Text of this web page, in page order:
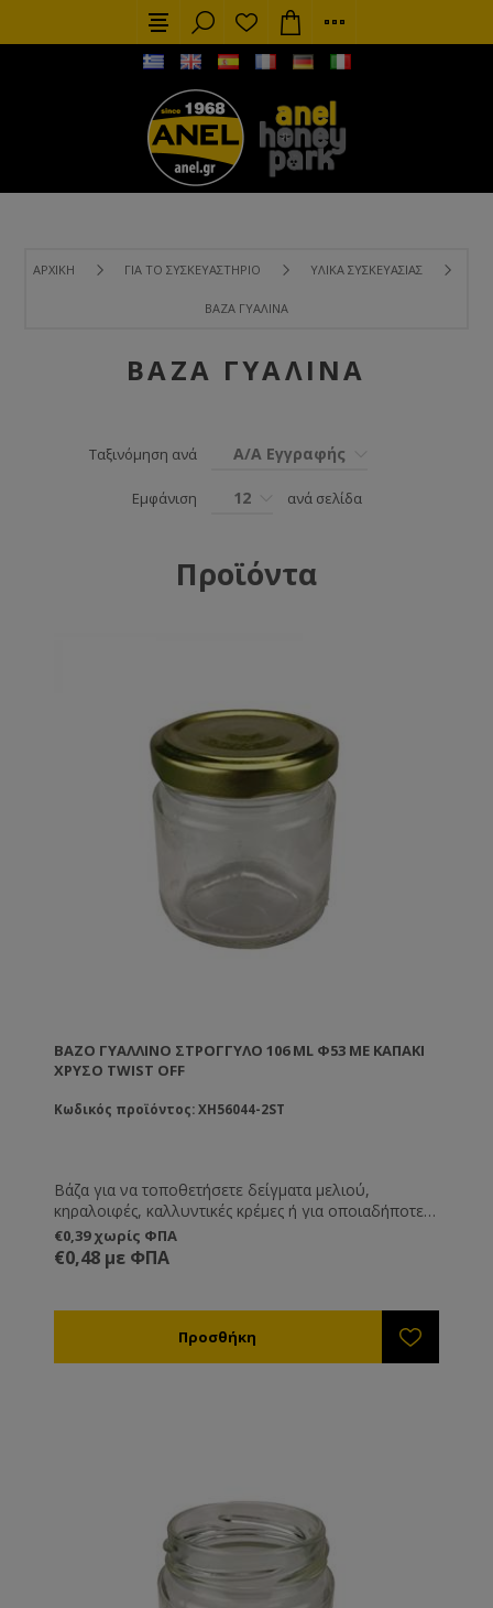
ΑΡΧΙΚΉ ΓΙΑ ΤΟ ΣΥΣΚΕΥΑΣΤΉΡΙΟ ΥΛΙΚΆ ΣΥΣΚΕΥΑΣΊΑΣ
ΒΆΖΑ ΓΥΆΛΙΝΑ
ΒΆΖΑ ΓΥΆΛΙΝΑ
Ταξινόμηση ανά Α/Α Εγγραφής
Εμφάνιση 12 ανά σελίδα
Προϊόντα
ΒΆΖΟ ΓΥΆΛΛΙΝΟ ΣΤΡΟΓΓΥΛΌ 106 ML Φ53 ΜΕ ΚΑΠΆΚΙ
ΧΡΥΣΌ TWIST OFF
Κωδικός προϊόντος: XH56044-2ST
Βάζα για να τοποθετήσετε δείγματα μελιού,
κηραλοιφές, καλλυντικές κρέμες ή για οποιαδήποτε
άλλη χρήση εσείς επιθυμείτε.
€0,39 χωρίς ΦΠΑ
€0,48 με ΦΠΑ